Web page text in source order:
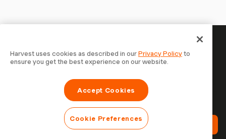
Il tuo tempo merita di essere
tracciato — inizia ora
Unisciti a oltre 70.000 aziende che monitorano il tempo,
fatturano i clienti e vengono pagate più velocemente con
Prova Harvest Gratis
Harvest uses cookies as described in ourPrivacy Policyto
ensure you get the best experience on our website.
Accept Cookies
Cookie Preferences